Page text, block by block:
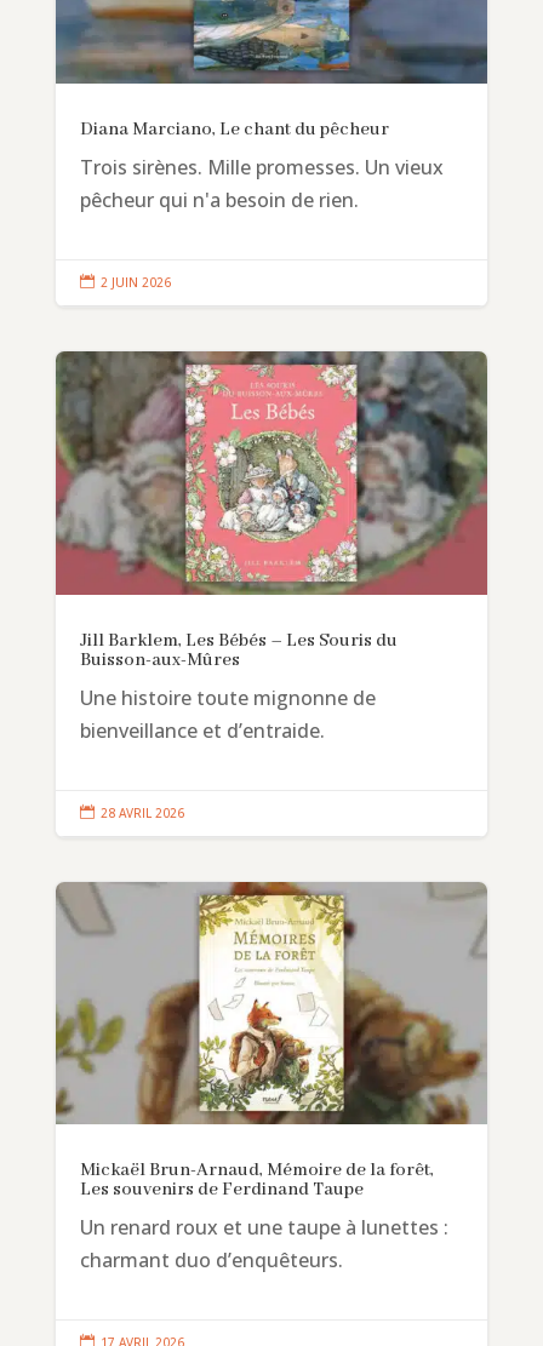
Diana Marciano, Le chant du pêcheur
Trois sirènes. Mille promesses. Un vieux
pêcheur qui n'a besoin de rien.
 2 JUIN 2026
Jill Barklem, Les Bébés – Les Souris du
Buisson-aux-Mûres
Une histoire toute mignonne de
bienveillance et d’entraide.
 28 AVRIL 2026
Mickaël Brun-Arnaud, Mémoire de la forêt,
Les souvenirs de Ferdinand Taupe
Un renard roux et une taupe à lunettes :
charmant duo d’enquêteurs.
 17 AVRIL 2026